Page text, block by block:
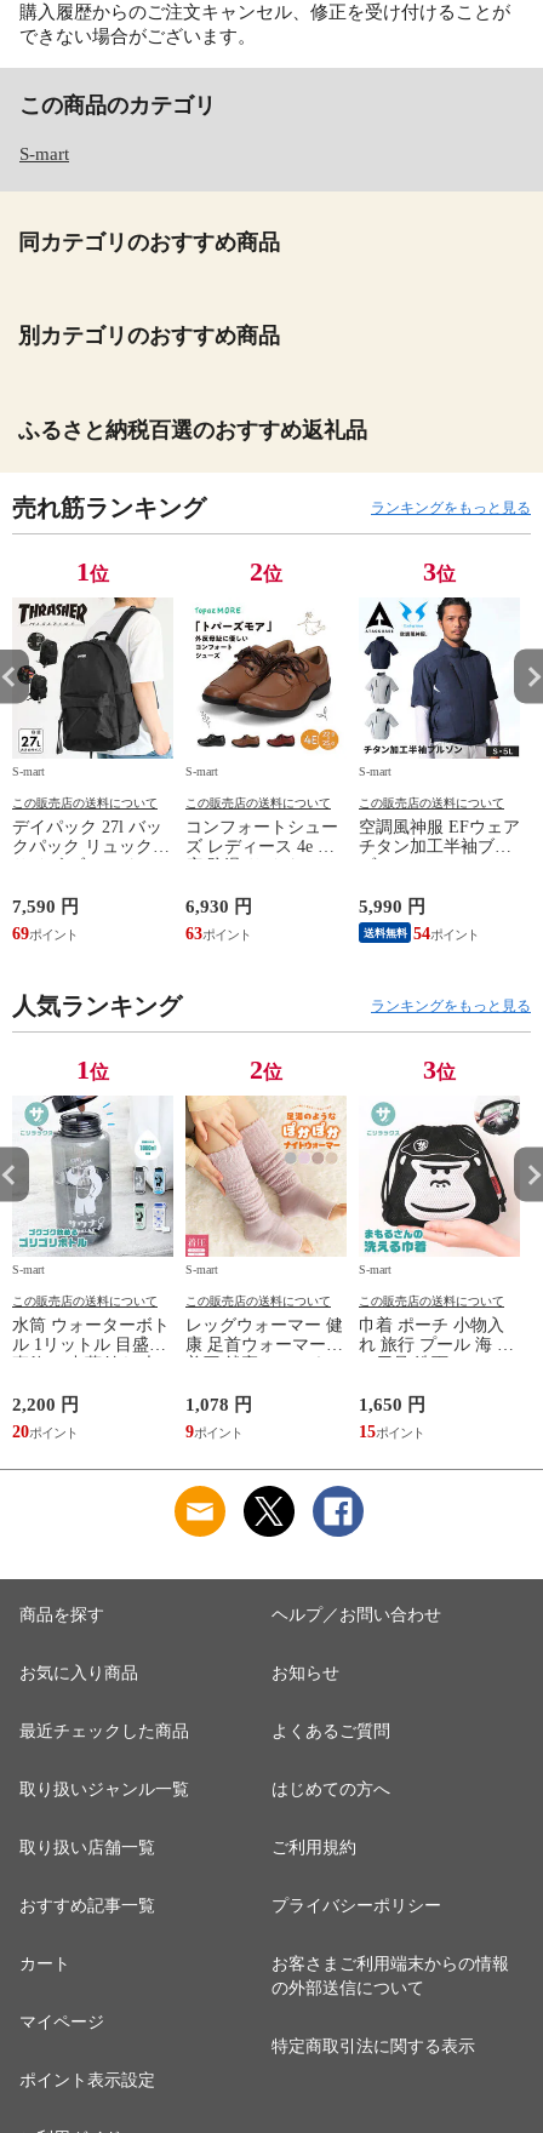
購入履歴からのご注文キャンセル、修正を受け付けることが
できない場合がございます。
この商品のカテゴリ
S-mart
同カテゴリのおすすめ商品
別カテゴリのおすすめ商品
ふるさと納税百選のおすすめ返礼品
売れ筋ランキング ランキングをもっと見る
1位
S-mart
この販売店の送料について
デイパック 27l バッ
クパック リュック
鞄 機内持ち込み 夏
スラッシャー
THRASHER r1929
7,590 円
69
2位
S-mart
この販売店の送料について
コンフォートシュー
ズ レディース 4e 幅
シューズ 黒 トパー
ズ モア 靴 カジュア
ルシューズ 外反母趾
TOPAZ 1410
6,930 円
63
3位
S-mart
この販売店の送料について
空調風神服 EFウェア
チタン加工半袖ブル
ジャケット 遮熱 作
業服 作業着 上着 ア
タックベース KF100
5,990 円
送料無料 54
人気ランキング ランキングをもっと見る
1位
S-mart
この販売店の送料について
水筒 ウォーターボト
ル 1リットル 目盛り
マイボトル 動物 ア
ニマル ゴリラ ごリ
ラックス ゴリゴリボ
2,200 円
20
2位
S-mart
この販売店の送料について
レッグウォーマー 健
康 足首ウォーマー
ふんわり 足湯のよう
なぽかぽかナイトウ
ォーマー inf-26
1,078 円
9
3位
S-mart
この販売店の送料について
巾着 ポーチ 小物入
れ 旅行 プール 海 バ
サウナ ごリラックス
まもるさんの洗える
巾着 ブラック 黒
1,650 円
15
商品を探す
お気に入り商品
最近チェックした商品
取り扱いジャンル一覧
取り扱い店舗一覧
おすすめ記事一覧
カート
マイページ
ポイント表示設定
ヘルプ／お問い合わせ
お知らせ
よくあるご質問
はじめての方へ
ご利用規約
プライバシーポリシー
お客さまご利用端末からの情報
の外部送信について
特定商取引法に関する表示